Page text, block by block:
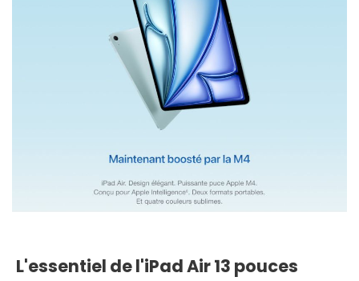
L'essentiel de l'iPad Air 13 pouces